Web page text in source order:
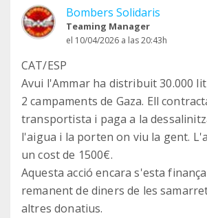
Bombers Solidaris
Teaming Manager
el 10/04/2026 a las 20:43h
CAT/ESP
Avui l'Ammar ha distribuit 30.000
2 campaments de Gaza. Ell
transportista i paga a la
l'aigua i la porten on viu la gent.
un cost de 1500€.
Aquesta acció encara s'esta
remanent de diners de les
altres donatius.